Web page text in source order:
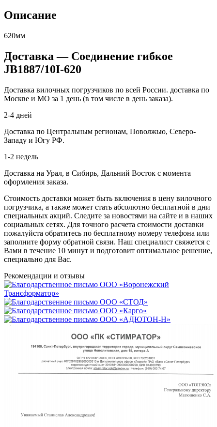
Описание
620мм
Доставка — Соединение гибкое
JB1887/10I-620
Доставка вилочных погрузчиков по всей России. доставка по
Москве и МО за 1 день (в том числе в день заказа).
2-4 дней
Доставка по Центральным регионам, Поволжью, Северо-
Западу и Югу РФ.
1-2 недель
Доставка на Урал, в Сибирь, Дальний Восток с момента
оформления заказа.
Стоимость доставки может быть включения в цену вилочного
погрузчика, а также может стать абсолютно бесплатной в дни
специальных акций. Следите за новостями на сайте и в наших
социальных сетях. Для точного расчета стоимости доставки
пожалуйста обратитесь по бесплатному номеру телефона или
заполните форму обратной связи. Наш специалист свяжется с
Вами в течение 10 минут и подготовит оптимальное решение,
специально для Вас.
Рекомендации и отзывы